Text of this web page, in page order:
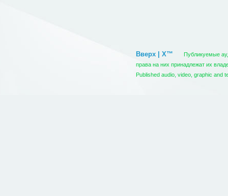
Вверх | X™
Публикуемые
права на них принадлежат их
Published audio, video, graphic